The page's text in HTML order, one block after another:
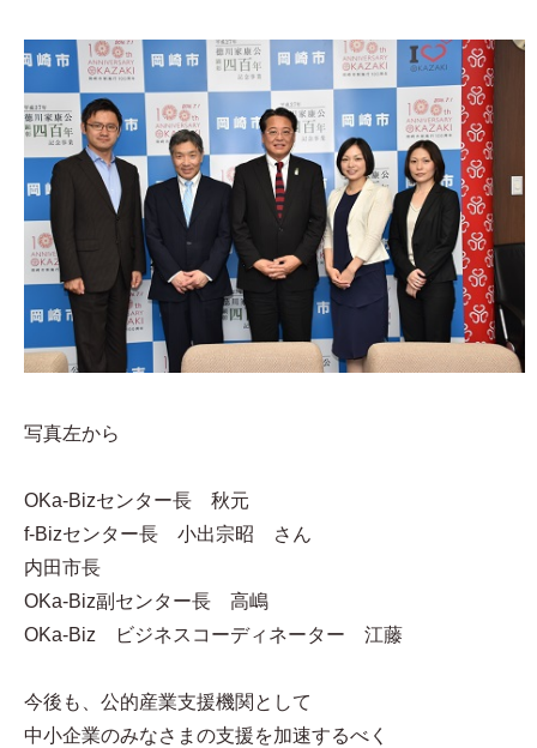
写真左から
OKa-Bizセンター長 秋元
f-Bizセンター長 小出宗昭 さん
内田市長
OKa-Biz副センター長 高嶋
OKa-Biz ビジネスコーディネーター 江藤
今後も、公的産業支援機関として
中小企業のみなさまの支援を加速するべく